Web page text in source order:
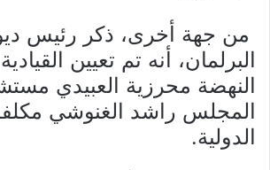
من جهة أخرى، ذكر رئيس
البرلمان، أنه تم تعيين
النهضة محرزية العبيدي
المجلس راشد الغنوشي مكلفة
الدولية.